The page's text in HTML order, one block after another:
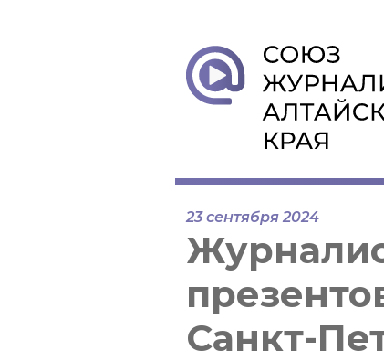
23 сентября 2024
Санкт-